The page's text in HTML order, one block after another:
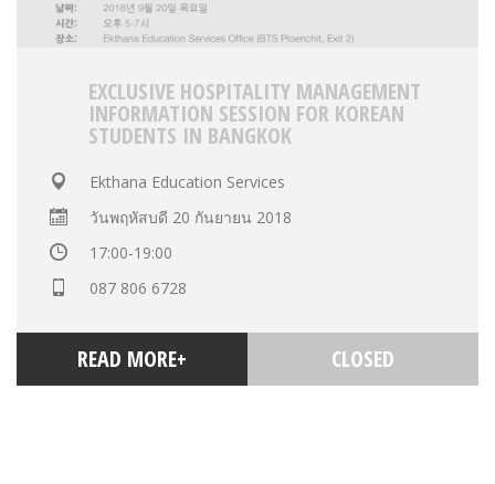
EXCLUSIVE HOSPITALITY MANAGEMENT
INFORMATION SESSION FOR KOREAN
STUDENTS IN BANGKOK
Ekthana Education Services
วันพฤหัสบดี 20 กันยายน 2018
17:00-19:00
087 806 6728
READ MORE+ CLOSED